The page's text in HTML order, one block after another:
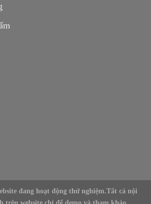
đang hoạt động thử nghiệm.Tất cả nội